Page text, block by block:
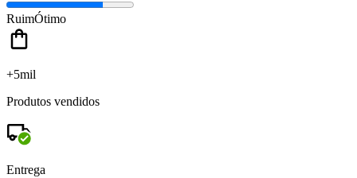
RuimÓtimo
+5mil
Produtos vendidos
Entrega